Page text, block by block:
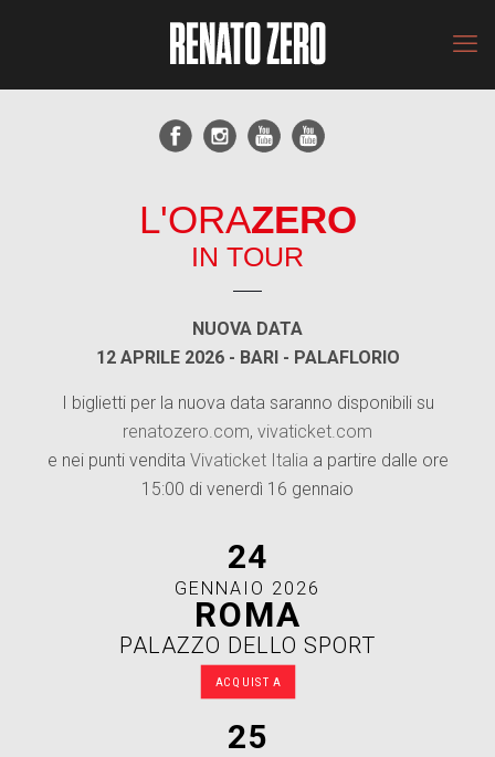
L'ORAZERO
IN TOUR
NUOVA DATA
12 APRILE 2026 - BARI - PALAFLORIO
I biglietti per la nuova data saranno disponibili su
renatozero.com, vivaticket.com
e nei punti vendita Vivaticket Italia a partire dalle ore
15:00 di venerdì 16 gennaio
24
GENNAIO 2026
ROMA
PALAZZO DELLO SPORT
ACQUISTA
25